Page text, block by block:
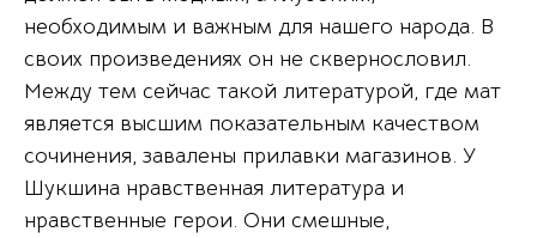
необходимым и важным для нашего народа. В
своих произведениях он не сквернословил.
Между тем сейчас такой литературой, где мат
является высшим показательным качеством
сочинения, завалены прилавки магазинов. У
Шукшина нравственная литература и
нравственные герои. Они смешные,